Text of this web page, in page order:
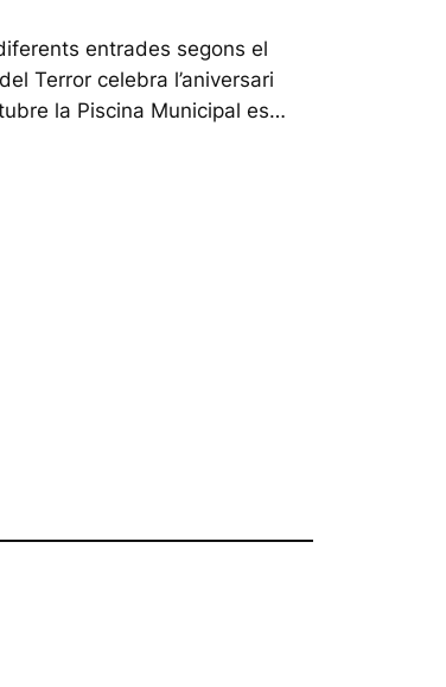
entrades segons el
Terror celebra l’aniversari
la Piscina Municipal es…